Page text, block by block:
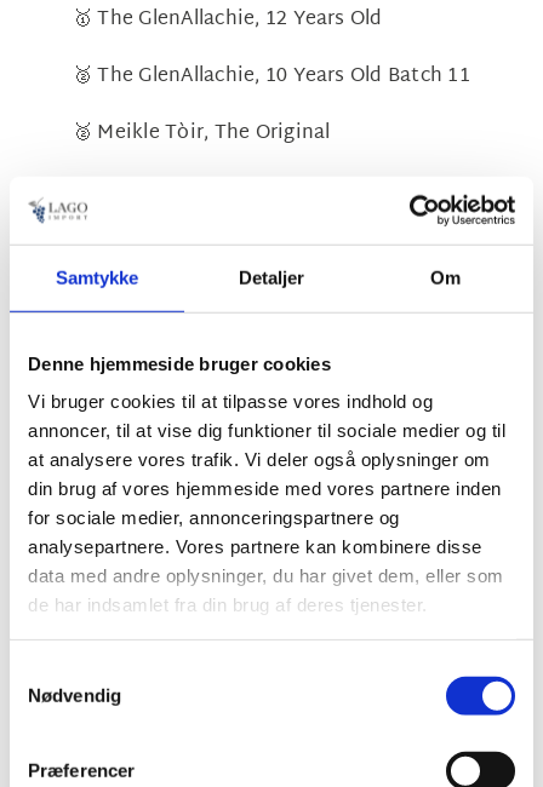
Samtykke Detaljer Om
Denne hjemmeside bruger cookies
Vi bruger cookies til at tilpasse vores indhold og
annoncer, til at vise dig funktioner til sociale medier og til
at analysere vores trafik. Vi deler også oplysninger om
din brug af vores hjemmeside med vores partnere inden
for sociale medier, annonceringspartnere og
analysepartnere. Vores partnere kan kombinere disse
data med andre oplysninger, du har givet dem, eller som
de har indsamlet fra din brug af deres tjenester.
Nødvendig
Præferencer
🥇 The GlenAllachie, 12 Years Old
🥈 The GlenAllachie, 10 Years Old Batch 11
🥈 Meikle Tòir, The Original
🥈 Meikle Tòir, The Chinquapin One
Speyside Single Malt, 13 to 20 Years
🥇 The GlenAllachie, 15 Years Old
Islands (Non-Islay) Single Malt, No Age
Statement
🥇 Arran, The Bodega – Sherry Cask
Islands (Non-Islay) Single Malt, 12 Years &
Under
Islay Single Malt, 13 to 20 Years
🥉 Ardnahoe, Inaugural Release